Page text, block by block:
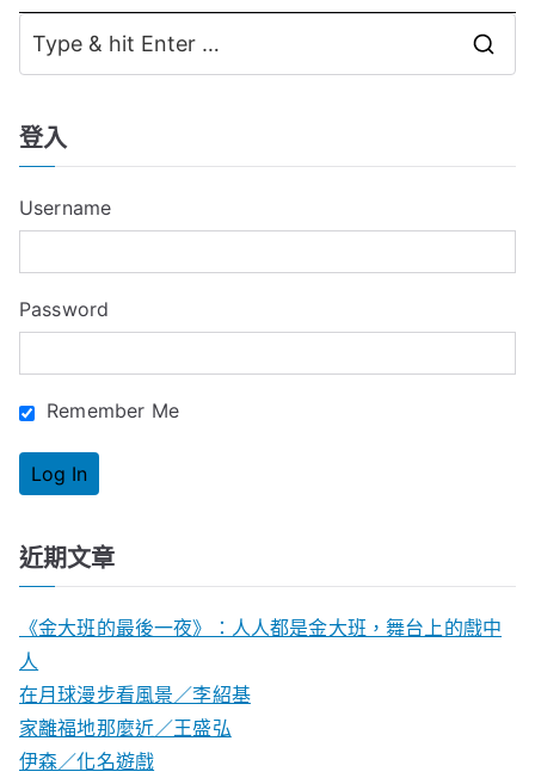
章
導
覽
h
r
登入
Username
Password
Remember Me
近期文章
《金大班的最後一夜》：人人都是金大班，舞台上的戲中
人
在月球漫步看風景／李紹基
家離福地那麼近／王盛弘
伊森／化名遊戲